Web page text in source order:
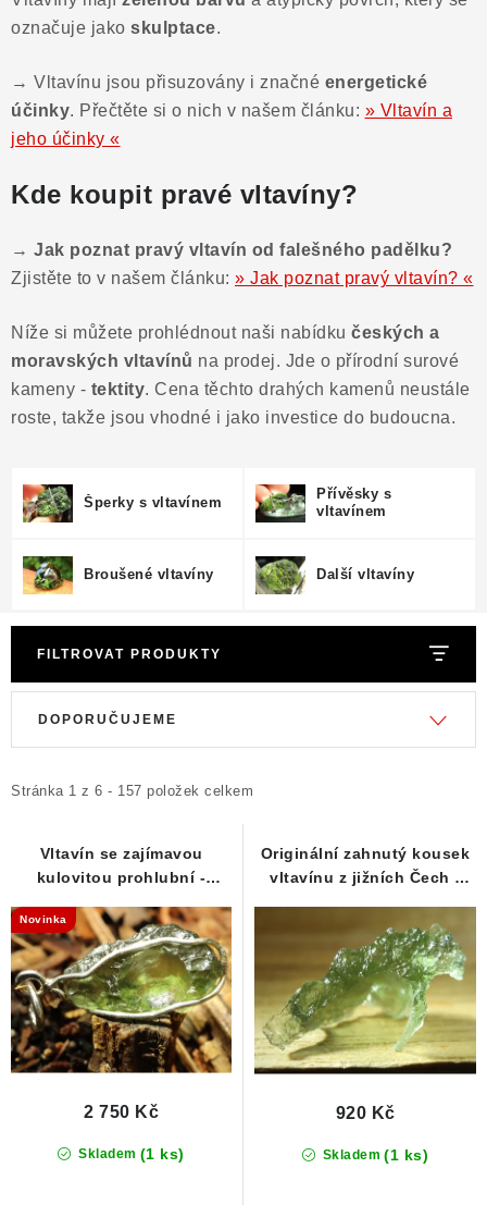
Poučení o právu na odstoupení od smlouvy
označuje jako skulptace.
→ Vltavínu jsou přisuzovány i značné energetické
účinky. Přečtěte si o nich v našem článku: » Vltavín a
jeho účinky «
Kde koupit pravé vltavíny?
→ Jak poznat pravý vltavín od falešného padělku?
Zjistěte to v našem článku: » Jak poznat pravý vltavín? «
Níže si můžete prohlédnout naši nabídku českých a
moravských vltavínů na prodej. Jde o přírodní surové
kameny - tektity. Cena těchto drahých kamenů neustále
roste, takže jsou vhodné i jako investice do budoucna.
Šperky s vltavínem
Přívěsky s
vltavínem
Broušené vltavíny Další vltavíny
FILTROVAT PRODUKTY
i
o
d
u
k
t
ů
Stránka 1 z 6 - 157 položek celkem
e
r
o
d
u
k
t
DOPORUČUJEME
Vltavín se zajímavou
kulovitou prohlubní -
Novinka
Skladem (1 ks)
2 750 Kč
Originální zahnutý kousek
vltavínu z jižních Čech -
Skladem (1 ks)
920 Kč